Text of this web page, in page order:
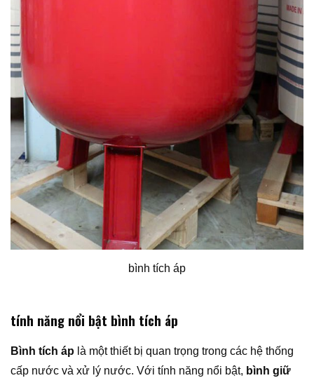
bình tích áp
tính năng nổi bật bình tích áp
Bình tích áp là một thiết bị quan trọng trong các hệ thống
cấp nước và xử lý nước. Với tính năng nổi bật, bình giữ